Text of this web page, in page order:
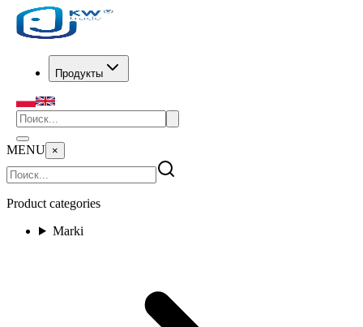
Продукты
MENU ×
Product categories
Marki